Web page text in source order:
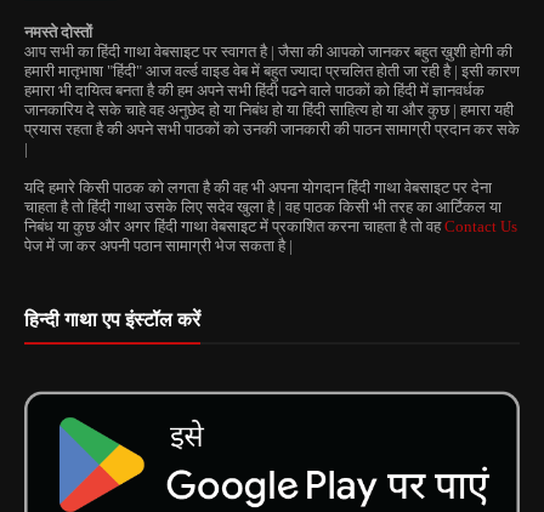
नमस्ते दोस्तों
आप सभी का हिंदी गाथा वेबसाइट पर स्वागत है | जैसा की आपको जानकर बहुत ख़ुशी होगी की
हमारी मातृभाषा "हिंदी" आज वर्ल्ड वाइड वेब में बहुत ज्यादा प्रचलित होती जा रही है | इसी कारण
हमारा भी दायित्व बनता है की हम अपने सभी हिंदी पढने वाले पाठकों को हिंदी में ज्ञानवर्धक
जानकारिय दे सके चाहे वह अनुछेद हो या निबंध हो या हिंदी साहित्य हो या और कुछ | हमारा यही
प्रयास रहता है की अपने सभी पाठकों को उनकी जानकारी की पाठन सामाग्री प्रदान कर सके
|
यदि हमारे किसी पाठक को लगता है की वह भी अपना योगदान हिंदी गाथा वेबसाइट पर देना
चाहता है तो हिंदी गाथा उसके लिए सदेव खुला है | वह पाठक किसी भी तरह का आर्टिकल या
निबंध या कुछ और अगर हिंदी गाथा वेबसाइट में प्रकाशित करना चाहता है तो वहContact Us
पेज में जा कर अपनी पठान सामाग्री भेज सकता है |
हिन्दी गाथा एप इंस्टॉल करें